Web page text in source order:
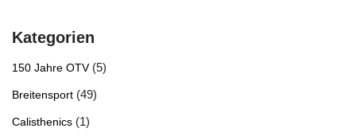
Kategorien
150 Jahre OTV(5)
Breitensport (49)
Calisthenics (1)